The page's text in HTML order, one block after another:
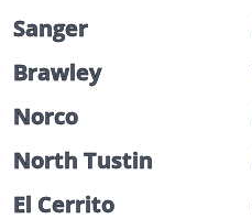
Sanger
Brawley
Norco
North Tustin
El Cerrito